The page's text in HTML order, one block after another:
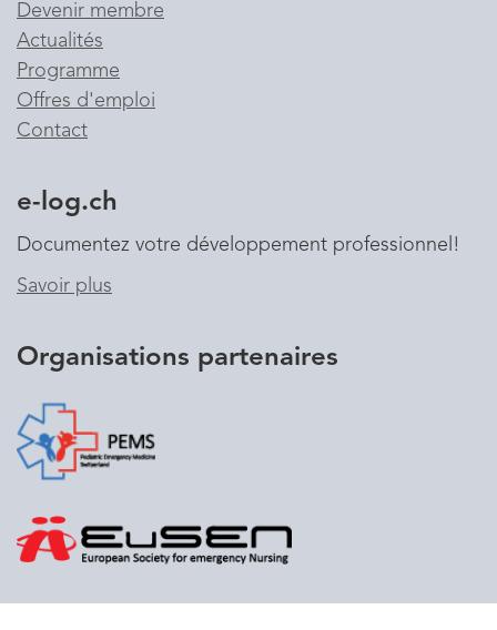
Devenir membre
Actualités
Programme
Offres d'emploi
Contact
e-log.ch
Documentez votre développement professionnel!
Savoir plus
Organisations partenaires